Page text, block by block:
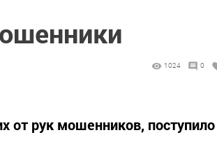
1024 0
от рук мошенников,